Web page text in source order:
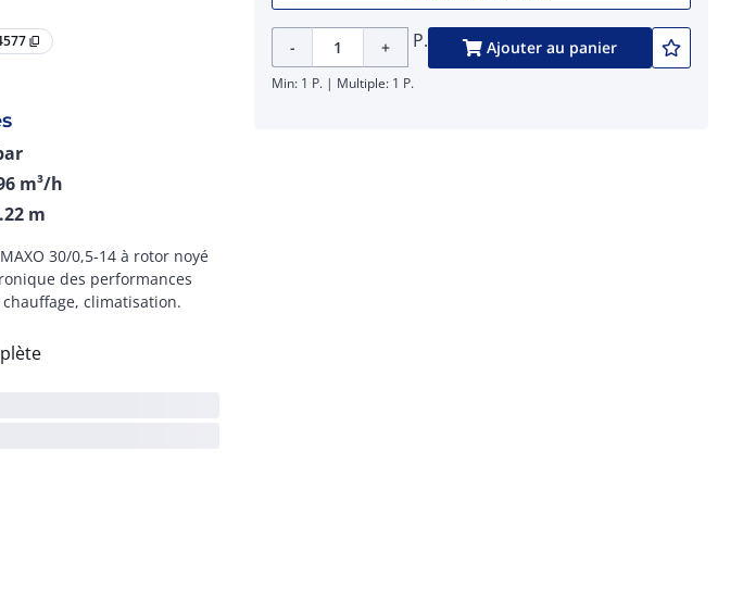
content_copy
m³/h
m
30/0,5-14 à rotor noyé
des performances
climatisation.
- + P. Ajouter au panier
Min: 1 P. | Multiple: 1 P.